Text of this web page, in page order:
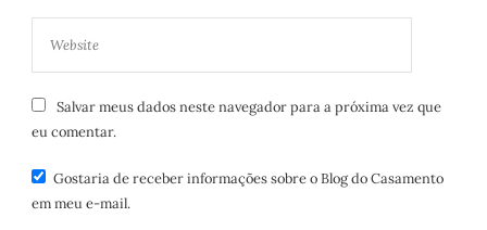
Salvar meus dados neste navegador para a próxima vez que
eu comentar.
Gostaria de receber informações sobre o Blog do Casamento
em meu e-mail.